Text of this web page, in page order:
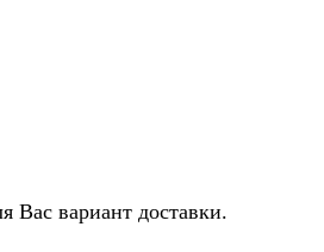
Вас вариант доставки.